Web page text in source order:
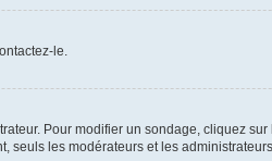
le.
Pour modifier un sondage, cliquez sur
les modérateurs et les